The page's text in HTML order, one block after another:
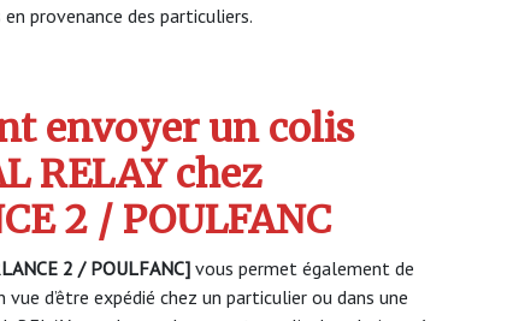
provenance des particuliers.
envoyer un colis
RELAY chez
2 / POULFANC
2 / POULFANC] vous permet également de
d’être expédié chez un particulier ou dans une